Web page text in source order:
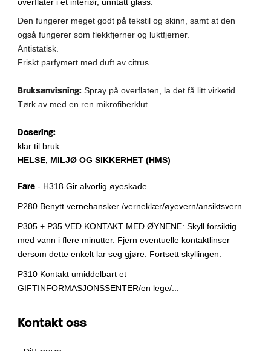
overflater i et interiør, unntatt glass.
Den fungerer meget godt på tekstil og skinn, samt at den
også fungerer som flekkfjerner og luktfjerner.
Antistatisk.
Friskt parfymert med duft av citrus.
Bruksanvisning: Spray på overflaten, la det få litt virketid.
Tørk av med en ren mikrofiberklut
Dosering:
klar til bruk.
HELSE, MILJØ OG SIKKERHET (HMS)
Fare - H318 Gir alvorlig øyeskade.
P280 Benytt vernehansker /verneklær/øyevern/ansiktsvern.
P305 + P35 VED KONTAKT MED ØYNENE: Skyll forsiktig
med vann i flere minutter. Fjern eventuelle kontaktlinser
dersom dette enkelt lar seg gjøre. Fortsett skyllingen.
P310 Kontakt umiddelbart et
GIFTINFORMASJONSSENTER/en lege/...
Kontakt oss